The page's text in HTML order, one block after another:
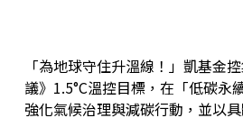
「為地球守住升溫線！」凱基金
議》1.5°C溫控目標，在「低碳永
強化氣候治理與減碳行動，並以